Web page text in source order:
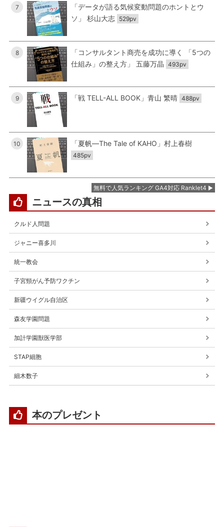
7
「データが語る気候変動問題のホントとウ
ソ」 杉山大志 529pv
8
「コンサルタント商売を成功に導く 「5つの
仕組み」の整え方」 五藤万晶 493pv
9 「戦 TELL-ALL BOOK」青山 繁晴 488pv
10 「夏帆―The Tale of KAHO」村上春樹
485pv
無料で人気ランキング GA4対応 Ranklet4
ニュースの真相
クルド人問題
ジャニー喜多川
統一教会
子宮頸がん予防ワクチン
新疆ウイグル自治区
森友学園問題
加計学園獣医学部
STAP細胞
細木数子
本のプレゼント